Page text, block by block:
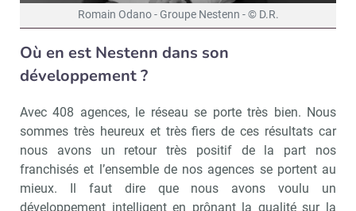
Romain Odano - Groupe Nestenn - © D.R.
Où en est Nestenn dans son
développement ?
Avec 408 agences, le réseau se porte très bien. Nous
sommes très heureux et très fiers de ces résultats car
nous avons un retour très positif de la part nos
franchisés et l’ensemble de nos agences se portent au
mieux. Il faut dire que nous avons voulu un
développement intelligent en prônant la qualité sur la